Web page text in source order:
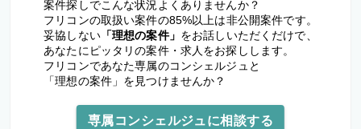
案件探しでこんな状況よくありませんか？
フリコンの取扱い案件の85%以上は非公開案件です。
妥協しない「理想の案件」 をお話しいただくだけで、
あなたにピッタリの案件・求人をお探しします。
フリコンであなた専属のコンシェルジュと
「理想の案件」を見つけませんか？
専属コンシェルジュに相談する